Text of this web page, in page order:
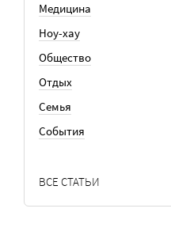
Медицина
Ноу-хау
Общество
Отдых
Семья
События
ВСЕ СТАТЬИ